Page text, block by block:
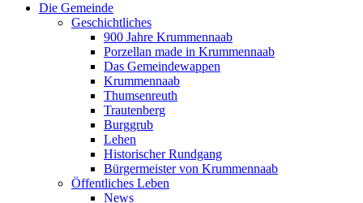
Die Gemeinde
Geschichtliches
900 Jahre Krummennaab
Porzellan made in Krummennaab
Das Gemeindewappen
Krummennaab
Thumsenreuth
Trautenberg
Burggrub
Lehen
Historischer Rundgang
Bürgermeister von Krummennaab
Öffentliches Leben
News